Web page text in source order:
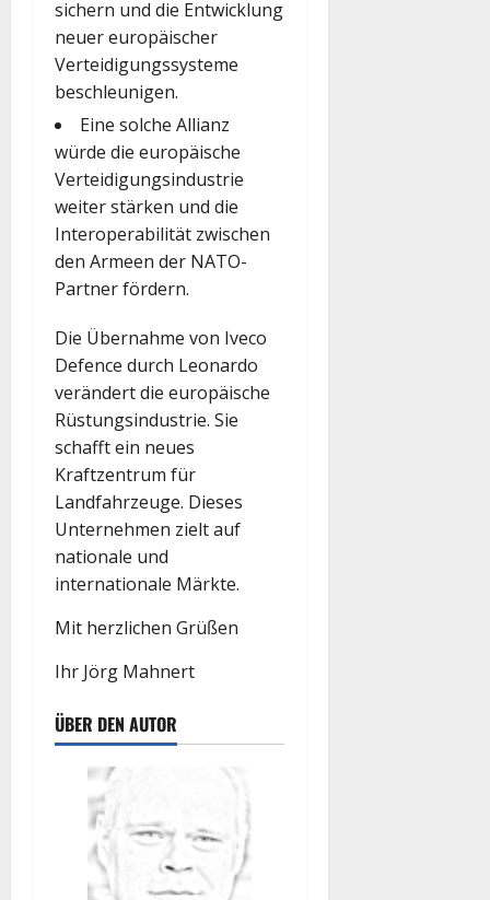
sichern und die Entwicklung
neuer europäischer
Verteidigungssysteme
beschleunigen.
Eine solche Allianz
würde die europäische
Verteidigungsindustrie
weiter stärken und die
Interoperabilität zwischen
den Armeen der NATO-
Partner fördern.
Die Übernahme von Iveco
Defence durch Leonardo
verändert die europäische
Rüstungsindustrie. Sie
schafft ein neues
Kraftzentrum für
Landfahrzeuge. Dieses
Unternehmen zielt auf
nationale und
internationale Märkte.
Mit herzlichen Grüßen
Ihr Jörg Mahnert
ÜBER DEN AUTOR